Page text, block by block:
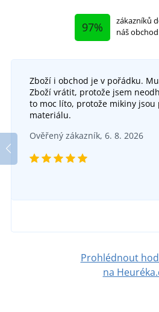
97%
zákazníků
náš obchod
Zboží i obchod je v pořádku.
Zboží vrátit, protože jsem
to moc líto, protože mikiny jsou
materiálu.
Ověřený zákazník, 6. 8. 2026
Prohlédnout
na